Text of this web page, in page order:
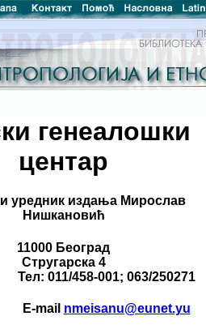
генеалошки
центар
уредник издања Мирослав
Нишкановић
11000 Београд
Стругарска 4
Тел: 011/458-001; 063/250271
E-mail nmeisanu@eunet.yu